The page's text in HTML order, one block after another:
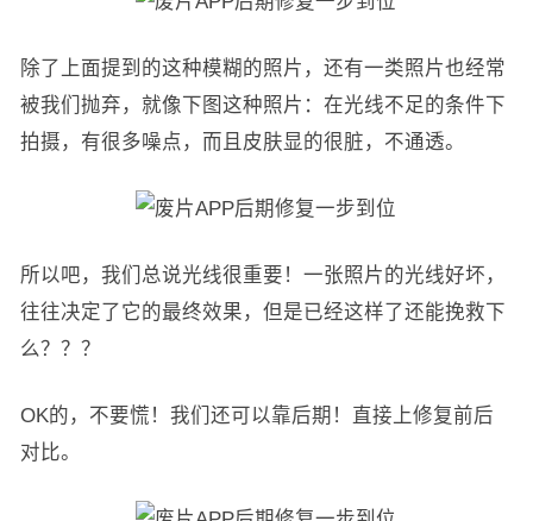
除了上面提到的这种模糊的照片，还有一类照片也经常
被我们抛弃，就像下图这种照片：在光线不足的条件下
拍摄，有很多噪点，而且皮肤显的很脏，不通透。
所以吧，我们总说光线很重要！一张照片的光线好坏，
往往决定了它的最终效果，但是已经这样了还能挽救下
么？？？
OK的，不要慌！我们还可以靠后期！直接上修复前后
对比。